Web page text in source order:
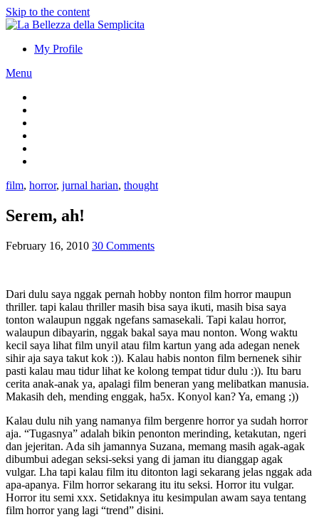
Skip to the content
My Profile
Menu
film, horror, jurnal harian, thought
Serem, ah!
February 16, 2010 30 Comments
Dari dulu saya nggak pernah hobby nonton film horror maupun
thriller. tapi kalau thriller masih bisa saya ikuti, masih bisa saya
tonton walaupun nggak ngefans samasekali. Tapi kalau horror,
walaupun dibayarin, nggak bakal saya mau nonton. Wong waktu
kecil saya lihat film unyil atau film kartun yang ada adegan nenek
sihir aja saya takut kok :)). Kalau habis nonton film bernenek sihir
pasti kalau mau tidur lihat ke kolong tempat tidur dulu :)). Itu baru
cerita anak-anak ya, apalagi film beneran yang melibatkan manusia.
Makasih deh, mending enggak, ha5x. Konyol kan? Ya, emang ;))
Kalau dulu nih yang namanya film bergenre horror ya sudah horror
aja. “Tugasnya” adalah bikin penonton merinding, ketakutan, ngeri
dan jejeritan. Ada sih jamannya Suzana, memang masih agak-agak
dibumbui adegan seksi-seksi yang di jaman itu dianggap agak
vulgar. Lha tapi kalau film itu ditonton lagi sekarang jelas nggak ada
apa-apanya. Film horror sekarang itu itu seksi. Horror itu vulgar.
Horror itu semi xxx. Setidaknya itu kesimpulan awam saya tentang
film horror yang lagi “trend” disini.